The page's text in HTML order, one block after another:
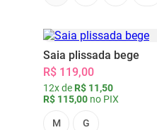
Saia plissada bege
R$ 119,00
12x de R$ 11,50
R$ 115,00 no PIX
M G